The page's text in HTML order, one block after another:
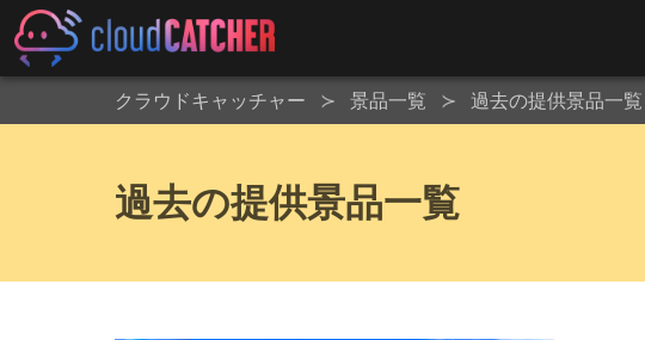
クラウドキャッチャー 景品一覧 過去の提供景品一覧
過去の提供景品一覧